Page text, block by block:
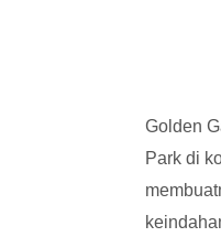
Golden
Park di